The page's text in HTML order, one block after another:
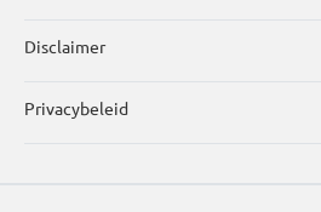
Disclaimer
Privacybeleid